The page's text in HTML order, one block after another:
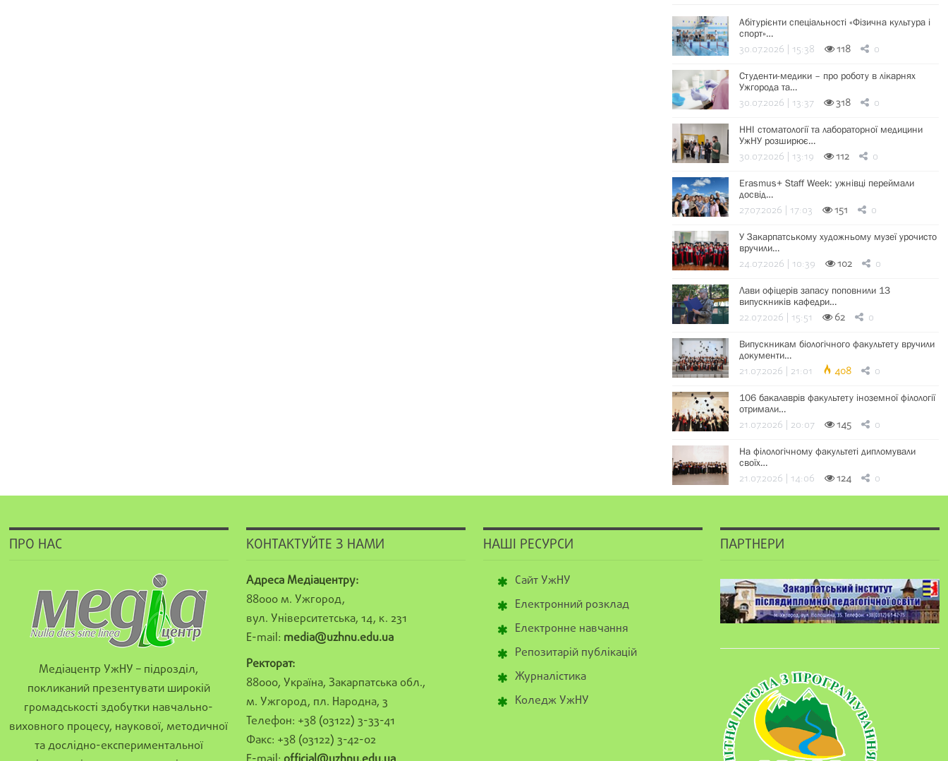
Абітурієнти спеціальності «Фізична культура і
спорт»…
30.07.2026 | 15:38 118 0
Студенти-медики – про роботу в лікарнях
Ужгорода та…
30.07.2026 | 13:37 318 0
ННІ стоматології та лабораторної медицини
УжНУ розширює…
30.07.2026 | 13:19 112 0
Erasmus+ Staff Week: ужнівці переймали
досвід…
27.07.2026 | 17:03 151 0
У Закарпатському художньому музеї урочисто
вручили…
24.07.2026 | 10:39 102 0
Лави офіцерів запасу поповнили 13
випускників кафедри…
22.07.2026 | 15:51 62 0
Випускникам біологічного факультету вручили
документи…
21.07.2026 | 21:01 408 0
106 бакалаврів факультету іноземної філології
отримали…
21.07.2026 | 20:07 145 0
На філологічному факультеті дипломували
своїх…
21.07.2026 | 14:06 124 0
ПРО НАС
Медіацентр УжНУ – підрозділ,
покликаний презентувати широкій
громадськості здобутки навчально-
виховного процесу, наукової, методичної
та дослідно-експериментальної
КОНТАКТУЙТЕ З НАМИ
Адреса Медіацентру:
88000 м. Ужгород,
вул. Університетська, 14, к. 231
E-mail: media@uzhnu.edu.ua
Ректорат:
88000, Україна, Закарпатська обл.,
м. Ужгород, пл. Народна, 3
Телефон: +38 (03122) 3-33-41
Факс: +38 (03122) 3-42-02
НАШІ РЕСУРСИ
Сайт УжНУ
Електронний розклад
Електронне навчання
Репозитарій публікацій
Журналістика
Коледж УжНУ
ПАРТНЕРИ